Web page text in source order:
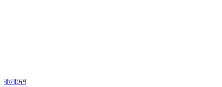
বাংলাদেশ